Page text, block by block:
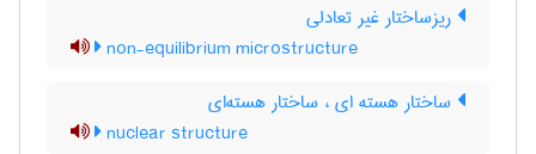
ریزساختار غیر تعادلی
non-equilibrium microstructure
ساختار هسته ای ، ساختار هسته‌ای
nuclear structure